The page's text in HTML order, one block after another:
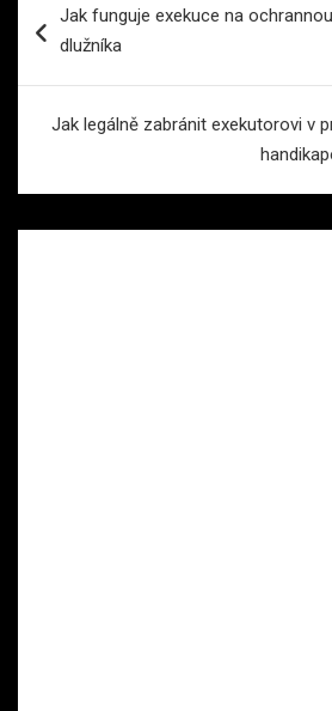
proJak funguje exekuce na
dlužníka
Jak legálně zabránit exekutorovi v